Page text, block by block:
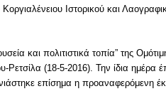
Ιστορικού και
και πολιτιστικά τοπία” της
Ρετσίλα (18-5-2016). Την ίδια ημέρα
επίσημα η προαναφερόμενη